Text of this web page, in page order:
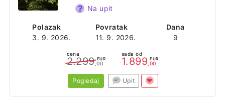
Polazak
3. 9. 2026.
Povratak
11. 9. 2026.
Dana
9
Na upit
cena
2.299 EUR
,00
sada od
1.899 EUR
,00
Pogledaj Upit